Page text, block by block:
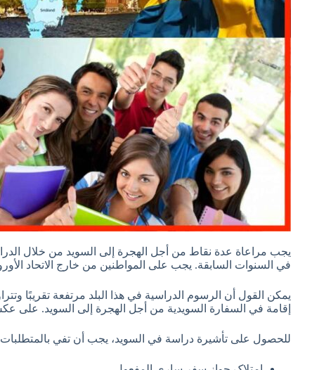
يجب مراعاة عدة نقاط من أجل الهجرة إلى السويد من خلال
في السنوات السابقة. يجب على المواطنين من خارج الاتحاد
إقامة في السفارة السويدية من أجل الهجرة إلى السويد. على
للحصول على تأشيرة دراسة في السويد، يجب أن تفي بالمتطلبات